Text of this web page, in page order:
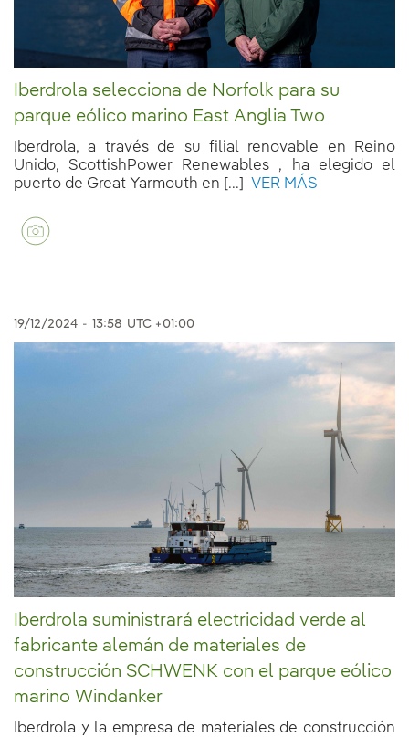
Iberdrola selecciona de Norfolk para su
parque eólico marino East Anglia Two
Iberdrola, a través de su filial renovable en Reino
Unido, ScottishPower Renewables , ha elegido el
puerto de Great Yarmouth en [...]
VER MÁS
19/12/2024 - 13:58 UTC +01:00
Iberdrola suministrará electricidad verde al
fabricante alemán de materiales de
construcción SCHWENK con el parque eólico
marino Windanker
Iberdrola y la empresa de materiales de construcción